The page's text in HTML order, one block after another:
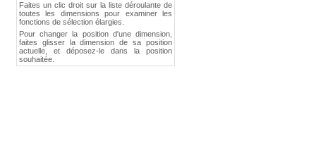
Faites un clic droit sur la liste déroulante de
toutes les dimensions pour examiner les
fonctions de sélection élargies.
Pour changer la position d'une dimension,
faites glisser la dimension de sa position
actuelle, et déposez-le dans la position
souhaitée.